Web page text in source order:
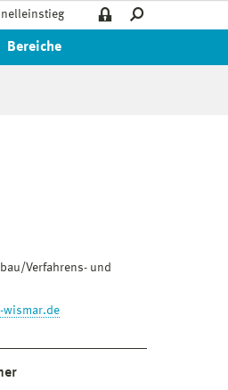
Bereiche
Verfahrens- und
wismar.de